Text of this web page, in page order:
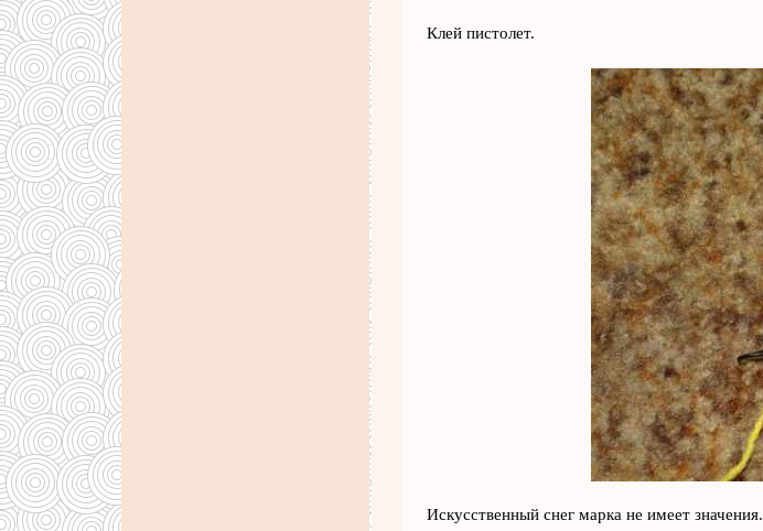
Клей пистолет.
Искусственный снег марка не имеет значения.